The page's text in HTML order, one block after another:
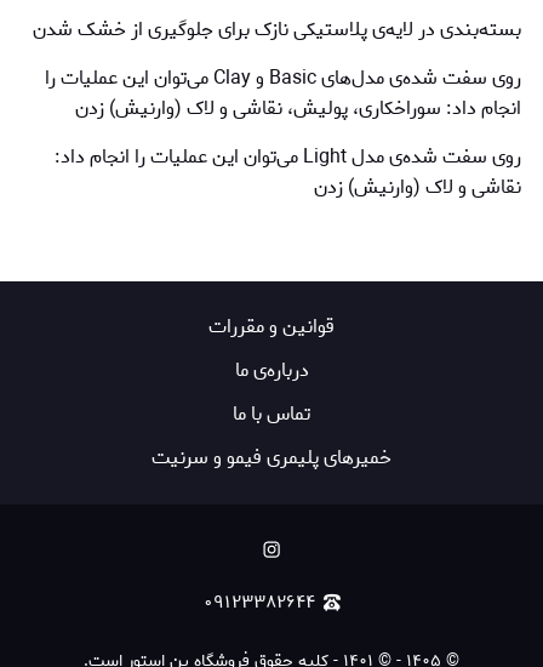
بسته‌بندی در لایه‌ی پلاستیکی نازک برای جلوگیری از خشک شدن
روی سفت شده‌ی مدل‌های Basic و Clay می‌توان این عملیات را
انجام داد: سوراخکاری، پولیش، نقاشی و لاک (وارنیش) زدن
روی سفت شده‌ی مدل‌ Light می‌توان این عملیات را انجام داد:
نقاشی و لاک (وارنیش) زدن
قوانين و مقررات
درباره‌ی ما
تماس با ما
خمیرهای پلیمری فیمو و سرنیت
۰۹۱۲۳۳۸۲۶۴۴